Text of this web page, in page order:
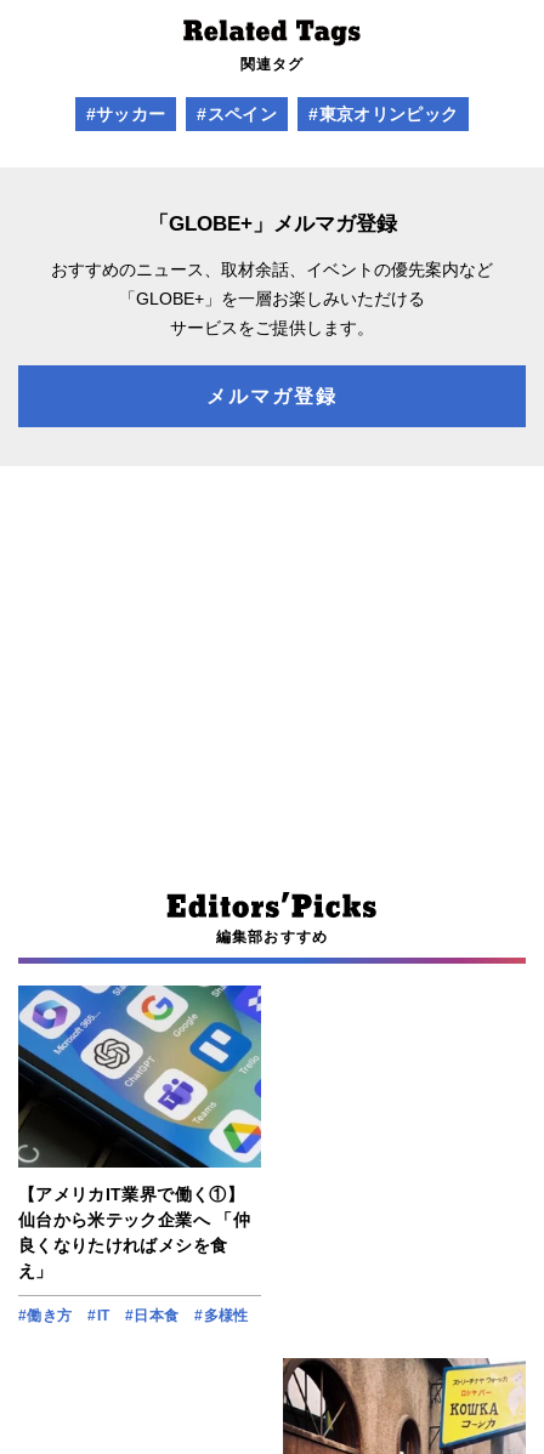
関連タグ
#サッカー #スペイン #東京オリンピック
「GLOBE+」メルマガ登録
おすすめのニュース、取材余話、 イベントの優先案内など
「GLOBE+」を一層お楽しみいただける
サービスをご提供します。
メルマガ登録
編集部おすすめ
【アメリカIT業界で働く①】
仙台から米テック企業へ 「仲
良くなりたければメシを食
え」
#働き方 #IT #日本食 #多様性